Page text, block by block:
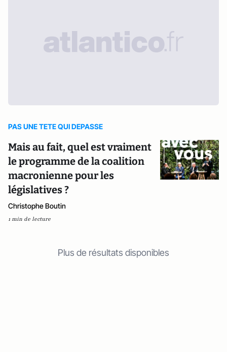
PAS UNE TETE QUI DEPASSE
Mais au fait, quel est vraiment
le programme de la coalition
macronienne pour les
législatives ?
Christophe Boutin
1 min de lecture
Plus de résultats disponibles